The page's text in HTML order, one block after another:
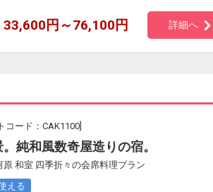
33,600円～76,100円 詳細へ
コード：CAK1100]
純和風数奇屋造りの宿。
和室 四季折々の会席料理プラン
える